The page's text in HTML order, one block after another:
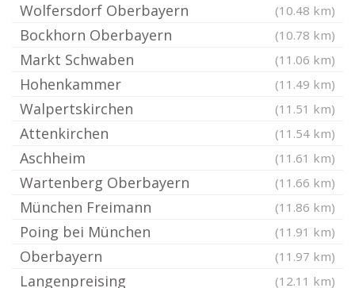
Wolfersdorf Oberbayern (10.48 km)
Bockhorn Oberbayern (10.78 km)
Markt Schwaben (11.06 km)
Hohenkammer (11.49 km)
Walpertskirchen (11.51 km)
Attenkirchen (11.54 km)
Aschheim (11.61 km)
Wartenberg Oberbayern (11.66 km)
München Freimann (11.86 km)
Poing bei München (11.91 km)
Oberbayern (11.97 km)
Langenpreising (12.11 km)